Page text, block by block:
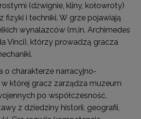
(dźwignie, kliny, kołowroty)
fizyki i techniki. W grze pojawiają
wynalazców (m.in. Archimedes
Vinci), którzy prowadzą gracza
o charakterze narracyjno-
której gracz zarządza muzeum
po współczesność,
z dziedziny historii, geografii,